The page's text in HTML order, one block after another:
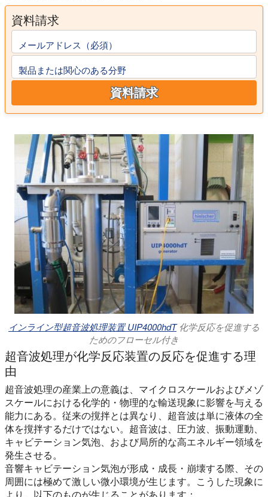
資料請求
メールアドレス（必須）
製品または関心のある分野
資料請求
インライン型超音波処理装置 UIP4000hdT化学反応を促進する
ためのフローセル付き
超音波処理が化学反応装置の反応を促進する理
由
超音波処理の産業上の意義は、マイクロスケールおよびメゾ
スケールにおける化学的・物理的な輸送現象に影響を与える
能力にある。従来の撹拌とは異なり、超音波は単に液体の全
体を撹拌するだけではない。超音波は、圧力波、振動運動、
キャビテーション気泡、および局所的な高エネルギー領域を
発生させる。
音響キャビテーション気泡が形成・成長・崩壊する際、その
周囲には極めて激しい微小環境が生じます。こうした現象に